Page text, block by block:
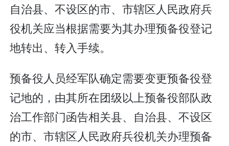
自治县、不设区的市、市辖区人民政府兵
役机关应当根据需要为其办理预备役登记
地转出、转入手续。
预备役人员经军队确定需要变更预备役登
记地的，由其所在团级以上预备役部队政
治工作部门函告相关县、自治县、不设区
的市、市辖区人民政府兵役机关办理预备